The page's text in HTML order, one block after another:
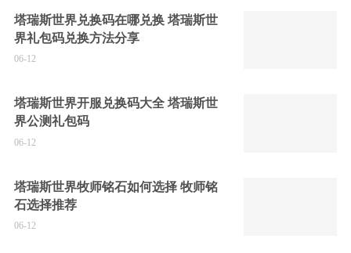
塔瑞斯世界兑换码在哪兑换 塔瑞斯世
界礼包码兑换方法分享
06-12
塔瑞斯世界开服兑换码大全 塔瑞斯世
界公测礼包码
06-12
塔瑞斯世界牧师铭石如何选择 牧师铭
石选择推荐
06-12